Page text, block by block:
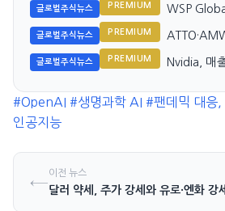
글로벌주식뉴스 PREMIUM
WSP
글로벌주식뉴스 PREMIUM
글로벌주식뉴스 PREMIUM
Nvidia, 매
#OpenAI #생명과학 AI #팬데믹 대응,
인공지능
←이전 뉴스
달러 약세, 주가 강세와 유로·엔화 강